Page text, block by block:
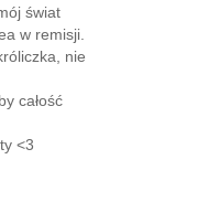
świat
w remisji.
nie
całość
<3